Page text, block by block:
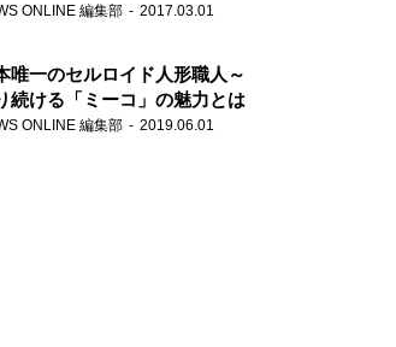
ONLINE 編集部 2017.03.01
唯一のセルロイド人形職人～
続ける「ミーコ」の魅力とは
ONLINE 編集部 2019.06.01